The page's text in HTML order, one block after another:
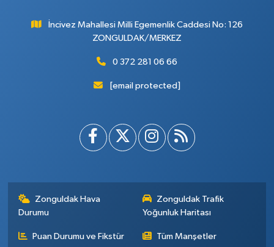
İncivez Mahallesi Milli Egemenlik Caddesi No: 126
ZONGULDAK/MERKEZ
0 372 281 06 66
[email protected]
Zonguldak Hava
Durumu
Zonguldak Trafik
Yoğunluk Haritası
Puan Durumu ve Fikstür Tüm Manşetler